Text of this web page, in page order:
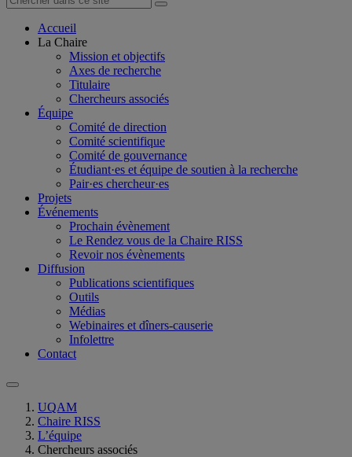
Accueil
La Chaire
Mission et objectifs
Axes de recherche
Titulaire
Chercheurs associés
Équipe
Comité de direction
Comité scientifique
Comité de gouvernance
Étudiant·es et équipe de soutien à la recherche
Pair·es chercheur·es
Projets
Événements
Prochain évènement
Le Rendez vous de la Chaire RISS
Revoir nos évènements
Diffusion
Publications scientifiques
Outils
Médias
Webinaires et dîners-causerie
Infolettre
Contact
UQAM
Chaire RISS
L’équipe
Chercheurs associés